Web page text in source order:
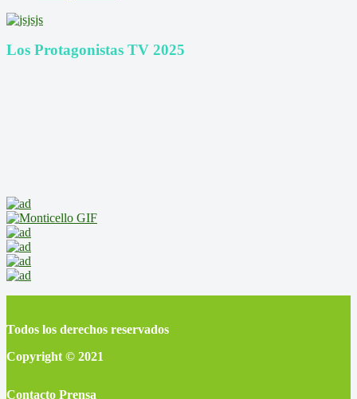
Los Protagonistas TV 2025
Todos los derechos reservados
Copyright © 2021
Contacto Prensa